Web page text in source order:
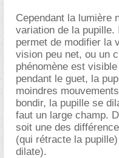
Cependant la lumière
variation de la
permet de modifier la
vision peu net, ou un
phénomène est
pendant le guet, la
moindres
bondir, la pupille se
faut un large champ.
soit une des
(qui rétracte la
dilate).